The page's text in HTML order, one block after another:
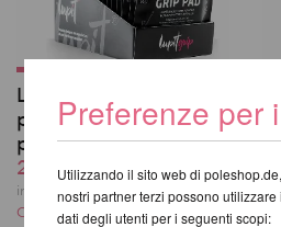
Lupit Pole Grip G3 20
pezzi con scatola di
presentazione
252,09 EUR
incl. 20 % UST escl.
Costi di spedizione
Preferenze per
Utilizzando il sito web di
nostri partner terzi possono
dati degli utenti per i seguenti scopi: